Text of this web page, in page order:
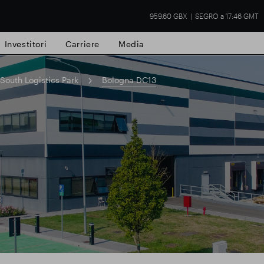
959.60 GBX SEGRO a 17:46 GMT
Risultati finanziari
Investitori Carriere Media
Logistics Park Bologna DC13